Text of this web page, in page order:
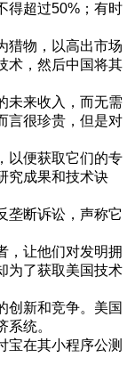
得超过50%；有时
猎物，以高出市场
术，然后中国将其
未来收入，而无需
言很珍贵，但是对
以便获取它们的专
究成果和技术诀
垄断诉讼，声称它
，让他们对发明拥
为了获取美国技术
创新和竞争。美国
统。
宝在其小程序公测